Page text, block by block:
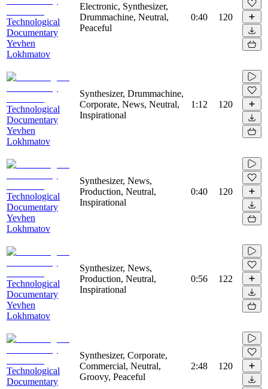
Technological
Documentary
Yevhen
Lokhmatov
Electronic, Synthesizer,
Drummachine, Neutral,
Peaceful
0:40 120
Technological
Documentary
Yevhen
Lokhmatov
Synthesizer, Drummachine,
Corporate, News, Neutral,
Inspirational
1:12 120
Technological
Documentary
Yevhen
Lokhmatov
Synthesizer, News,
Production, Neutral,
Inspirational
0:40 120
Technological
Documentary
Yevhen
Lokhmatov
Synthesizer, News,
Production, Neutral,
Inspirational
0:56 122
Technological
Documentary
Synthesizer, Corporate,
Commercial, Neutral,
Groovy, Peaceful
2:48 120